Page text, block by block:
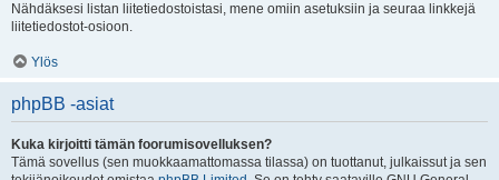
Nähdäksesi listan liitetiedostoistasi, mene omiin asetuksiin ja seuraa linkkejä
liitetiedostot-osioon.
Ylös
phpBB -asiat
Kuka kirjoitti tämän foorumisovelluksen?
Tämä sovellus (sen muokkaamattomassa tilassa) on tuottanut, julkaissut ja sen